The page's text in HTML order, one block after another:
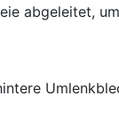
abgeleitet,